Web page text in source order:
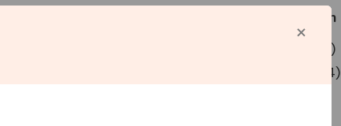
Gebruikte symbolen
P9 Euro doos (x12)
P9 Euro doos (x24)